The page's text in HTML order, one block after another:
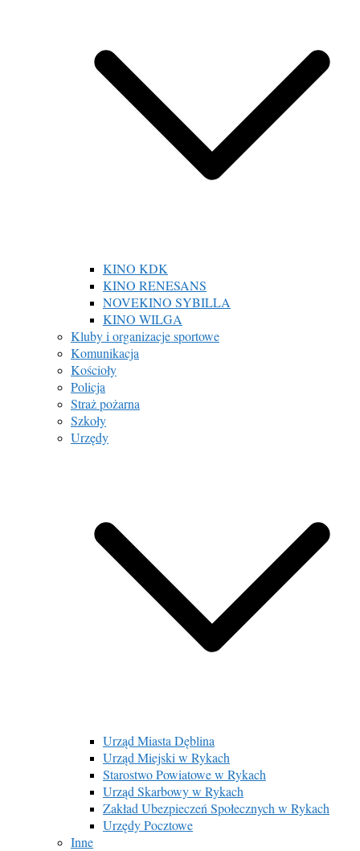
KINO KDK
KINO RENESANS
NOVEKINO SYBILLA
KINO WILGA
Kluby i organizacje sportowe
Komunikacja
Kościoły
Policja
Straż pożarna
Szkoły
Urzędy
Urząd Miasta Dęblina
Urząd Miejski w Rykach
Starostwo Powiatowe w Rykach
Urząd Skarbowy w Rykach
Zakład Ubezpieczeń Społecznych w Rykach
Urzędy Pocztowe
Inne